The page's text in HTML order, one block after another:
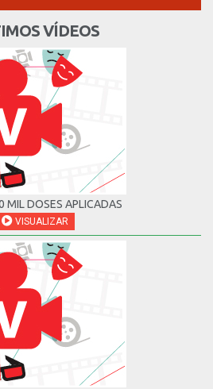
VÍDEOS
MIL DOSES APLICADAS
VISUALIZAR